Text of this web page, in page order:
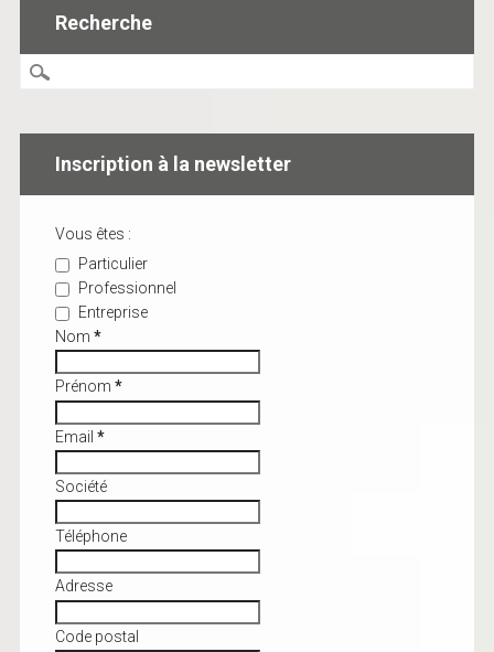
Recherche
Inscription à la newsletter
Vous êtes :
Particulier
Professionnel
Entreprise
Nom *
Prénom *
Email *
Société
Téléphone
Adresse
Code postal